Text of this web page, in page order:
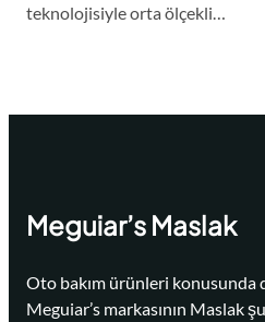
teknolojisiyle orta ölçekli…
Meguiar’s Maslak
Oto bakım ürünleri konusunda
Meguiar’s markasının Maslak